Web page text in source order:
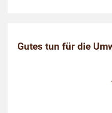
Gutes tun für die